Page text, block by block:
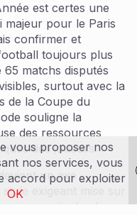
est certes une
majeur pour le Paris
confirmer et
toujours plus
matchs disputés
surtout avec la
de la Coupe du
souligne la
des ressources
des joueurs.
un axe
exigeant mise sur
verticale, devra
vous proposer nos
nos services, vous
accord pour exploiter
OK